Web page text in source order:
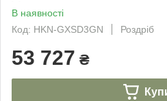
В наявності
Код: HKN-GXSD3GN
Роздріб
53 727 ₴